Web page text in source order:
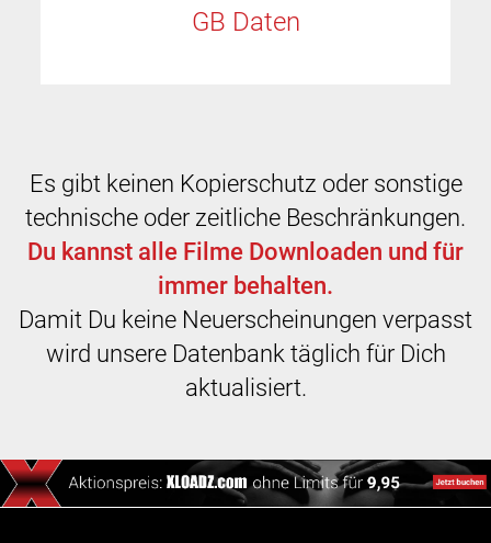
GB Daten
Es gibt keinen Kopierschutz oder sonstige
technische oder zeitliche Beschränkungen.
Du kannst alle Filme Downloaden und für
immer behalten.
Damit Du keine Neuerscheinungen verpasst
wird unsere Datenbank täglich für Dich
aktualisiert.